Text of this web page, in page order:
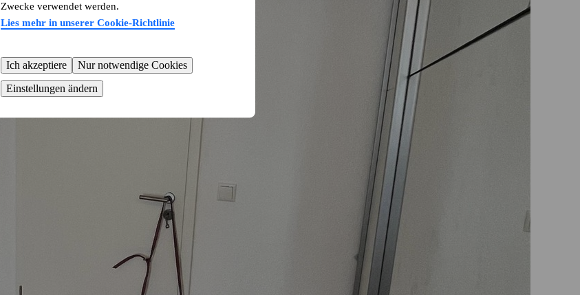
Zwecke verwendet werden.
Lies mehr in unserer Cookie-Richtlinie
Ich akzeptiere
Nur notwendige Cookies
Einstellungen ändern